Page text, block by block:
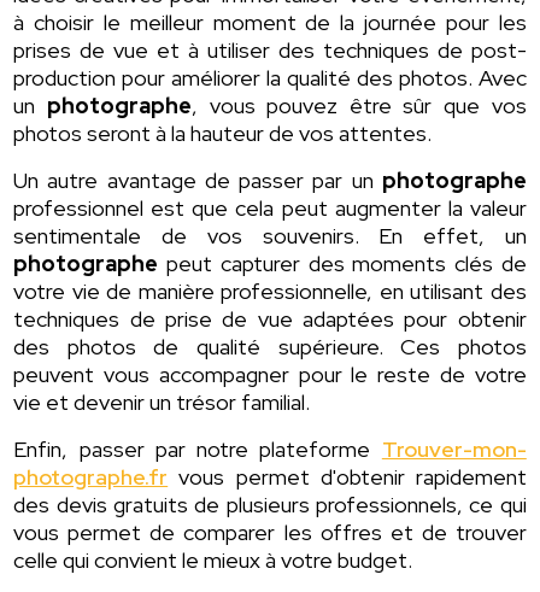
à choisir le meilleur moment de la journée pour les
prises de vue et à utiliser des techniques de post-
production pour améliorer la qualité des photos. Avec
un photographe, vous pouvez être sûr que vos
photos seront à la hauteur de vos attentes.
Un autre avantage de passer par un photographe
professionnel est que cela peut augmenter la valeur
sentimentale de vos souvenirs. En effet, un
photographe peut capturer des moments clés de
votre vie de manière professionnelle, en utilisant des
techniques de prise de vue adaptées pour obtenir
des photos de qualité supérieure. Ces photos
peuvent vous accompagner pour le reste de votre
vie et devenir un trésor familial.
Enfin, passer par notre plateforme Trouver-mon-
photographe.fr vous permet d'obtenir rapidement
des devis gratuits de plusieurs professionnels, ce qui
vous permet de comparer les offres et de trouver
celle qui convient le mieux à votre budget.